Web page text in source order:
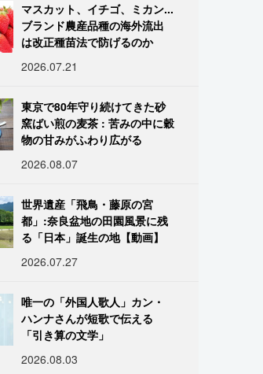
マスカット、イチゴ、ミカン...
ブランド農産品種の海外流出
は改正種苗法で防げるのか
2026.07.21
東京で80年守り続けてきた砂
窯ばい煎の麦茶 : 苦みの中に穀
物の甘みがふわり広がる
2026.08.07
世界遺産「飛鳥・藤原の宮
都」:奈良盆地の田園風景に残
る「日本」誕生の地【動画】
2026.07.27
唯一の「外国人歌人」カン・
ハンナさんが短歌で伝える
「引き算の文学」
2026.08.03